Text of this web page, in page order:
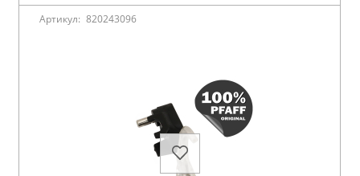
Артикул: 820243096